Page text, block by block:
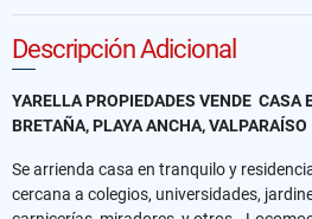
Descripción Adicional
YARELLA PROPIEDADES VENDE CASA
BRETAÑA, PLAYA ANCHA, VALPARAÍSO
Se arrienda casa en tranquilo y
cercana a colegios, universidades,